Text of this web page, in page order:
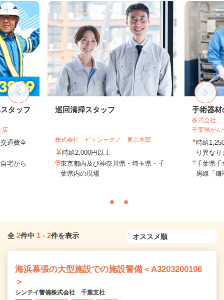
タッフ
店
通費全
宅から
巡回清掃スタッフ
株式会社 ビケンテクノ 東京本部
時給2,000円以上
東京都内及び神奈川県・埼玉県・千
葉県内の現場
手術器材
株式会社
千葉県がん
時給
り異な
千葉県千
房線「
全 2件中 1 - 2件を表示
海浜幕張の大型施設での施設警備＜A3203200106
＞
シンテイ警備株式会社 千葉支社